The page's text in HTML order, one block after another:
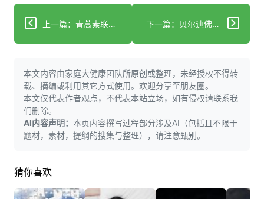
上一篇：青蒿素联合疗法：疟疾传播阻断效率提升40%-70%！ 下一篇：贝尔迪佛林显著降脂，为肥胖及代谢病防治带来新希望！
本文内容由家庭大健康团队所原创或整理，未经授权不得转
载、摘编或利用其它方式使用。欢迎分享至朋友圈。
本文仅代表作者观点，不代表本站立场，如有侵权请联系我
们删除。
AI内容声明： 本页内容撰写过程部分涉及AI（包括且不限于
题材，素材，提纲的搜集与整理），请注意甄别。
猜你喜欢